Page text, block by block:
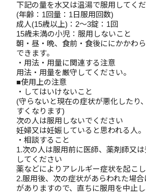
下記の量を水又は温湯で服用してくだ
(年齢：1回量：1日服用回数)
成人(15歳以上)：2～3錠：1回
15歳未満の小児：服用しないこと
朝・昼・晩、食前・食後ににかかわ
できます。
・用法・用量に関連する注意
用法・用量を厳守してください。
■使用上の注意
・してはいけないこと
(守らないと現在の症状が悪化したり
すくなります)
次の人は服用しないでください
妊婦又は妊娠していると思われる人。
・相談すること
1.次の人は服用前に医師、薬剤師又
してください
薬などによりアレルギー症状を起こし
2.服用後、次の症状があらわれた場
がありますので、直ちに服用を中止